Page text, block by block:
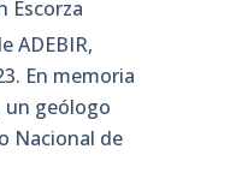
Escorza
ADEBIR,
En memoria
un geólogo
Nacional de